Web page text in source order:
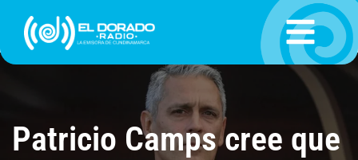
contenido
Patricio Camps cree que